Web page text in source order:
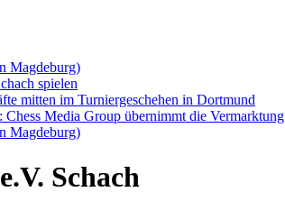
Magdeburg)
spielen
mitten im Turniergeschehen in Dortmund
Media Group übernimmt die Vermarktung
Magdeburg)
Schach